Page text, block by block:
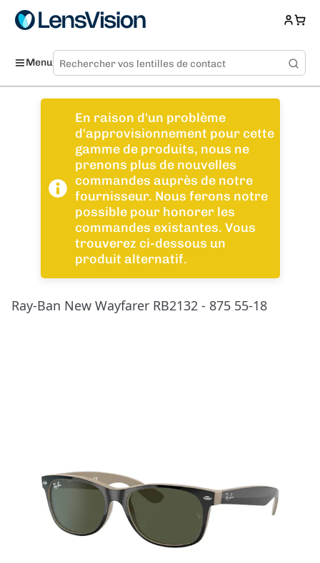
Menu
En raison d'un problème
d'approvisionnement pour cette
gamme de produits, nous ne
prenons plus de nouvelles
commandes auprès de notre
fournisseur. Nous ferons notre
possible pour honorer les
commandes existantes. Vous
trouverez ci-dessous un
produit alternatif.
Ray-Ban New Wayfarer RB2132 - 875 55-18